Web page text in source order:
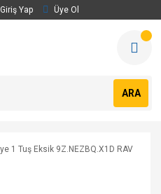
Giriş Yap Üye Ol
ARA